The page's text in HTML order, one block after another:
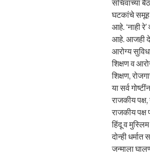
सचिवांच्या
घटकांचे समूह
आहे. ‘नाही
आहे. आजही
आरोग्य
शिक्षण व
शिक्षण,
या सर्व
राजकीय
राजकीय पक्ष
हिंदू व
दोन्ही
जन्माला